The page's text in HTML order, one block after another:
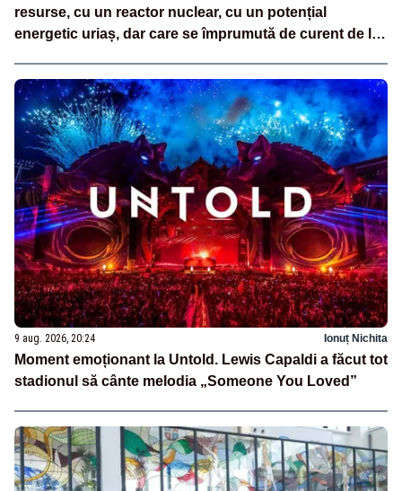
resurse, cu un reactor nuclear, cu un potențial
energetic uriaș, dar care se împrumută de curent de la
9 aug. 2026, 20:24 Ionuț Nichita
Moment emoționant la Untold. Lewis Capaldi a făcut tot
stadionul să cânte melodia „Someone You Loved”